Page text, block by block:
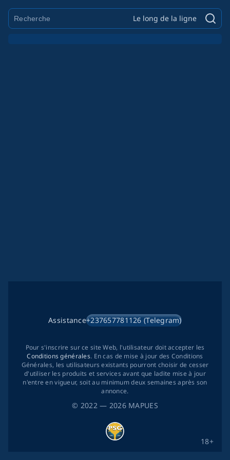
Le long de la ligne
© 2022— 2026 MAPUES
Assistance+237657781126 (Telegram)
18+
Pour s'inscrire sur ce site Web, l'utilisateur doit accepter les
Conditions générales. En cas de mise à jour des Conditions
Générales, les utilisateurs existants pourront choisir de cesser
d'utiliser les produits et services avant que ladite mise à jour
n'entre en vigueur, soit au minimum deux semaines après son
annonce.